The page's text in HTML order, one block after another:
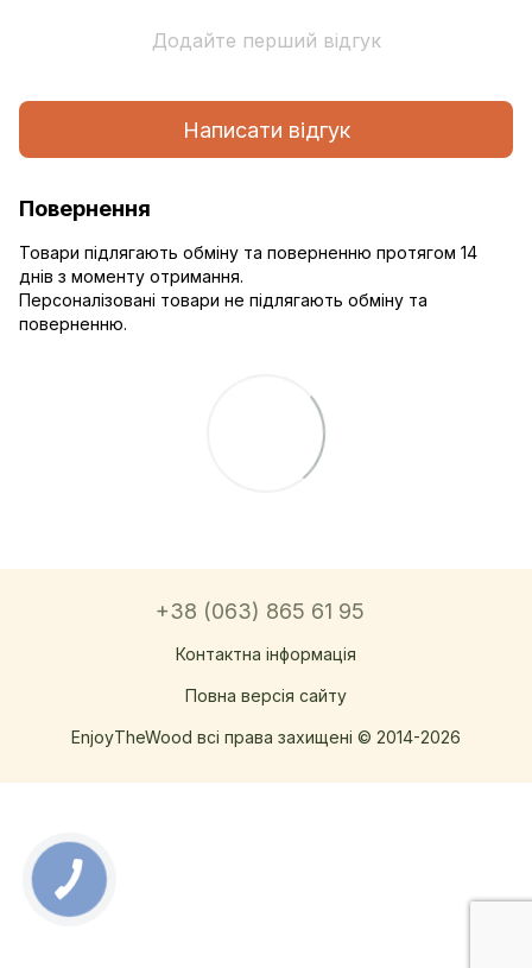
Додайте перший відгук
Написати відгук
Повернення
Товари підлягають обміну та поверненню протягом 14
днів з моменту отримання.
Персоналізовані товари не підлягають обміну та
поверненню.
+38 (063) 865 61 95
Контактна інформація
Повна версія сайту
EnjoyTheWood всі права захищені © 2014-2026